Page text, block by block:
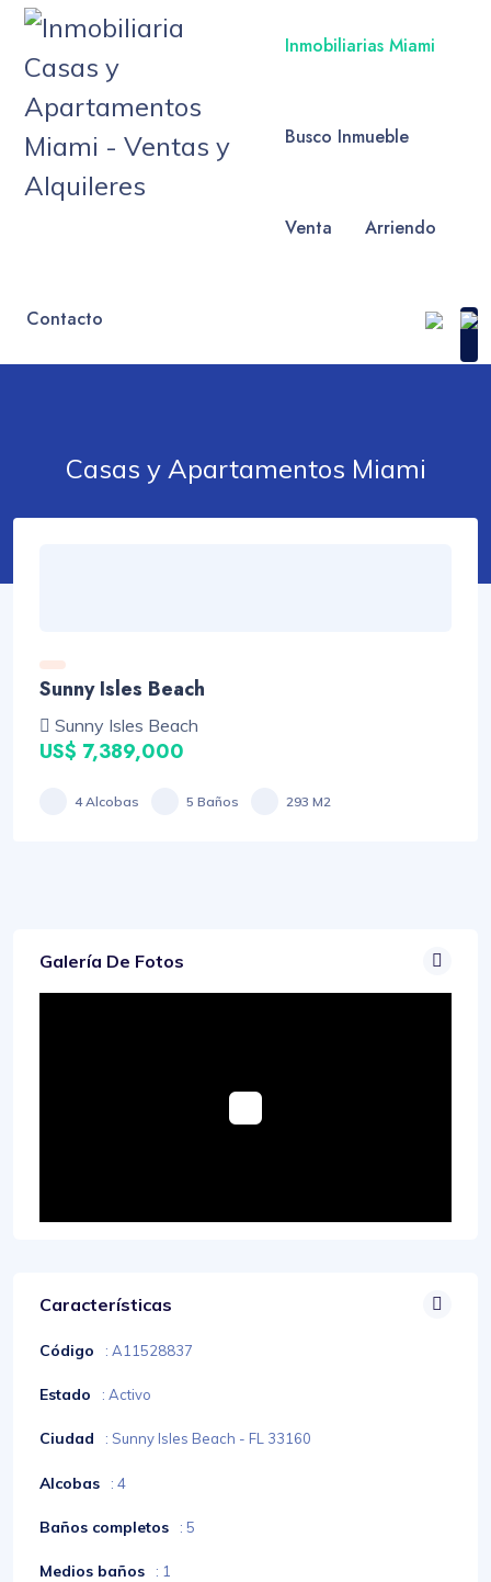
Inmobiliarias Miami
Busco Inmueble
Venta Arriendo
Contacto
Casas y Apartamentos Miami
Sunny Isles Beach
Sunny Isles Beach
US$ 7,389,000
4 Alcobas 5 Baños 293 M2
Galería De Fotos
Características
Código : A11528837
Estado : Activo
Ciudad : Sunny Isles Beach - FL 33160
Alcobas : 4
Baños completos : 5
Medios baños : 1